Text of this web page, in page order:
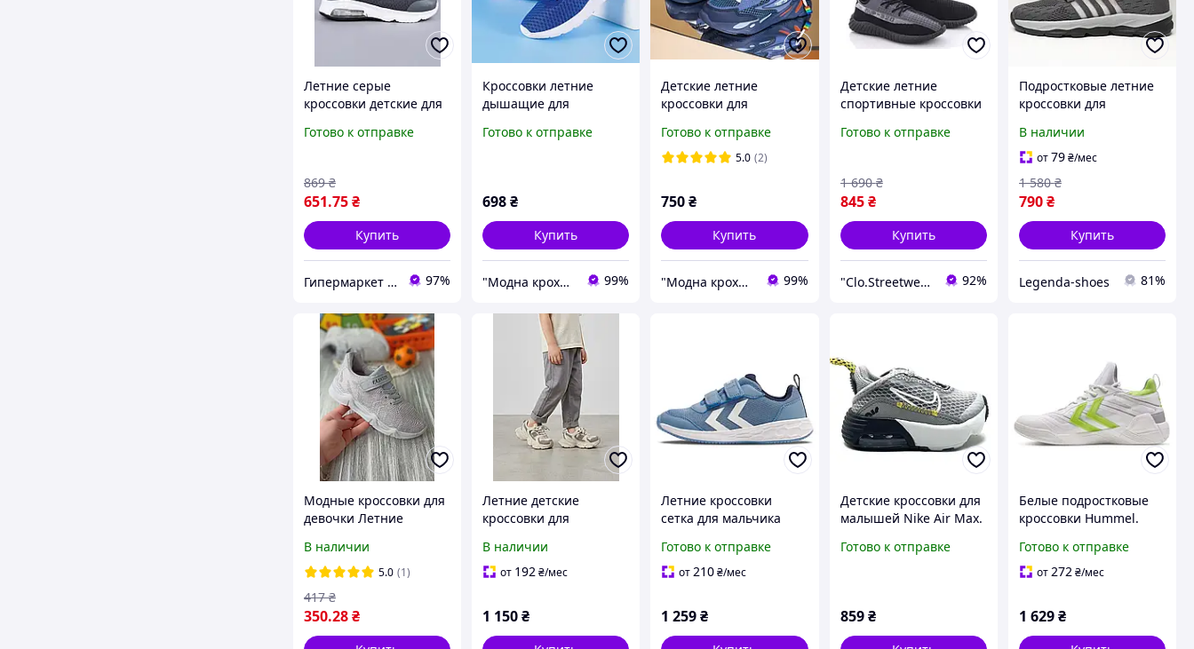
Летние серые
кроссовки детские для
липучке сетка (KT20-2)
Готово к отправке
651.75₴
869 ₴
Купить
Гипермаркет "Материк" 97%
Кроссовки летние
дышащие для
р 34(22см);36(23см)
Готово к отправке
698₴
Купить
"Модна кроха" Iнтернет-магазин дитячого одягу та взуття в роздріб 99%
Детские летние
кроссовки для
Готово к отправке
5.0 (2)
750₴
Купить
"Модна кроха" Iнтернет-магазин дитячого одягу та взуття в роздріб 99%
Детские летние
спортивные кроссовки
Готово к отправке
845 ₴
1 690 ₴
Купить
"Clo.Streetwear" 92%
Подростковые летние
кроссовки для
В наличии
от79₴/мес
790₴
1 580 ₴
Купить
Legenda-shoes 81%
Модные кроссовки для
девочки Летние
сетки для мальчика
В наличии
5.0 (1)
350.28₴
417 ₴
Летние детские
кроссовки для
26 размер
В наличии
от 192₴/мес
1 150₴
Летние кроссовки
сетка для мальчика
кроссовки на липучке
32 размер
Готово к отправке
от210₴/мес
1 259₴
Детские кроссовки для
малышей Nike Air Max.
мальчика Найк 17
Готово к отправке
859 ₴
Белые подростковые
кроссовки Hummel.
мальчика размер 36
Готово к отправке
от272₴/мес
1 629₴